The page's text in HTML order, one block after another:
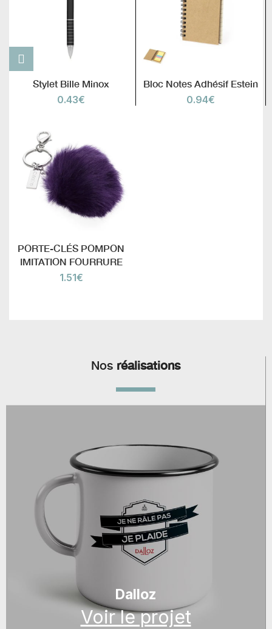
Stylet Bille Minox
0.43€
Bloc Notes Adhésif Estein
0.94€
PORTE-CLÉS POMPON
IMITATION FOURRURE
1.51€
Nos réalisations
Dalloz
Voir le projet